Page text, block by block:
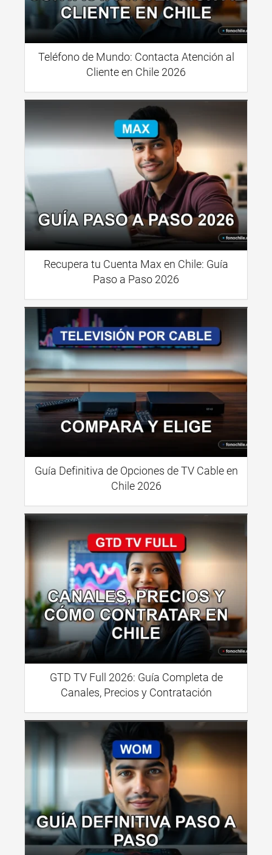
Teléfono de Mundo: Contacta Atención al
Cliente en Chile 2026
Recupera tu Cuenta Max en Chile: Guía
Paso a Paso 2026
Guía Definitiva de Opciones de TV Cable en
Chile 2026
GTD TV Full 2026: Guía Completa de
Canales, Precios y Contratación